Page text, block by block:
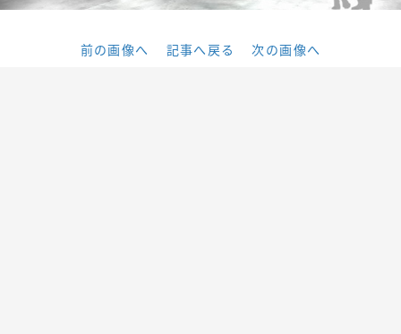
前の画像へ 記事へ戻る 次の画像へ